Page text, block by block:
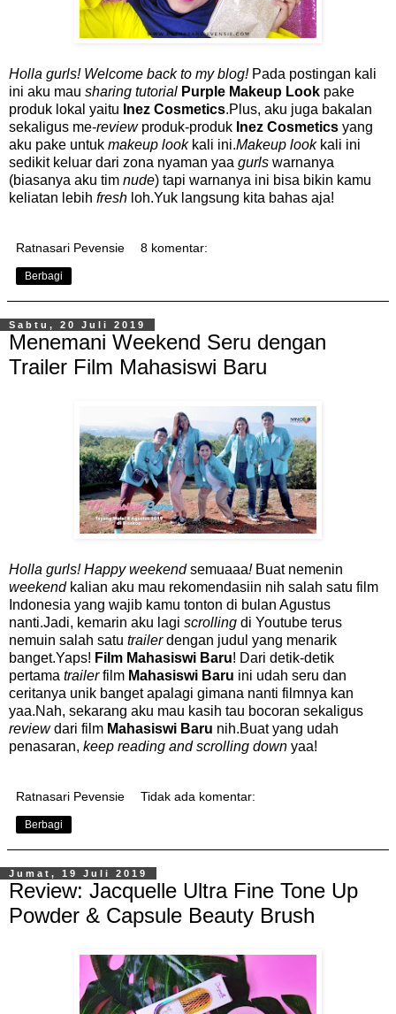
Holla gurls! Welcome back to my blog!Pada postingan kali
ini aku mau sharing tutorial Purple Makeup Look pake
produk lokal yaitu Inez Cosmetics.Plus, aku juga bakalan
sekaligus me-reviewproduk-produk Inez Cosmetics yang
aku pake untuk makeup lookkali ini.Makeup lookkali ini
sedikit keluar dari zona nyaman yaa gurls warnanya
(biasanya aku tim nude) tapi warnanya ini bisa bikin kamu
keliatan lebih fresh loh.Yuk langsung kita bahas aja!
Ratnasari Pevensie 8 komentar:
Berbagi
Sabtu, 20 Juli 2019
Menemani Weekend Seru dengan
Trailer Film Mahasiswi Baru
Holla gurls! Happy weekendsemuaaa!Buat nemenin
weekendkalian aku mau rekomendasiin nih salah satu film
Indonesia yang wajib kamu tonton di bulan Agustus
nanti.Jadi, kemarin aku lagi scrolling di Youtube terus
nemuin salah satu trailerdengan judul yang menarik
banget.Yaps! Film Mahasiswi Baru! Dari detik-detik
pertama trailerfilm Mahasiswi Baru ini udah seru dan
ceritanya unik banget apalagi gimana nanti filmnya kan
yaa.Nah, sekarang aku mau kasih tau bocoran sekaligus
reviewdari film Mahasiswi Baru nih.Buat yang udah
penasaran, keep reading and scrolling down yaa!
Ratnasari Pevensie Tidak ada komentar:
Berbagi
Jumat, 19 Juli 2019
Review: Jacquelle Ultra Fine Tone Up
Powder & Capsule Beauty Brush